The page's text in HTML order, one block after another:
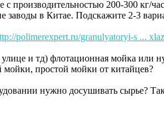
производительностью 200-300 кг/
в Китае. Подскажите 2-3
polimerexpert.ru/granulyatoryi-s ...
и тд) флотационная мойка или
мойки, простой мойки от китайцев?
нужно досушивать сырье?